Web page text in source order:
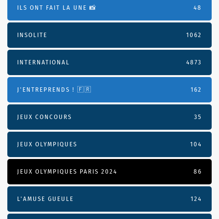
ILS ONT FAIT LA UNE 📸 48
INSOLITE 1062
INTERNATIONAL 4873
J'ENTREPRENDS ! 🇫🇷 162
JEUX CONCOURS 35
JEUX OLYMPIQUES 104
JEUX OLYMPIQUES PARIS 2024 86
L'AMUSE GUEULE 124